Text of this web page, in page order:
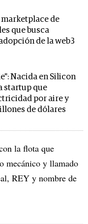
marketplace de
que busca
de la web3
Nacida en Silicon
startup que
por aire y
de dólares
la flota que
mecánico y llamado
REY y nombre de